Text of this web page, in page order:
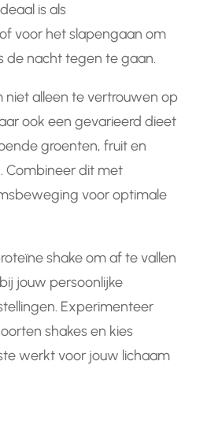
is als
voor het slapengaan om
de nacht tegen te gaan.
niet alleen te vertrouwen op
ook een gevarieerd dieet
groenten, fruit en
Combineer dit met
voor optimale
shake om af te vallen
jouw persoonlijke
Experimenteer
shakes en kies
werkt voor jouw lichaam